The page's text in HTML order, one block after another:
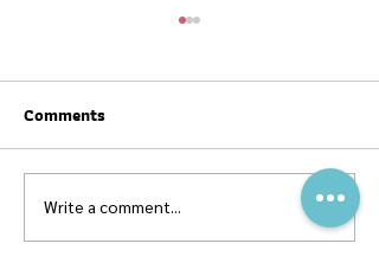
สุขภาพดีต้อนรับ #ตรุษจีน ปี
นี้ให้ครบทั้งสามวัน!
Comments
Write a comment...